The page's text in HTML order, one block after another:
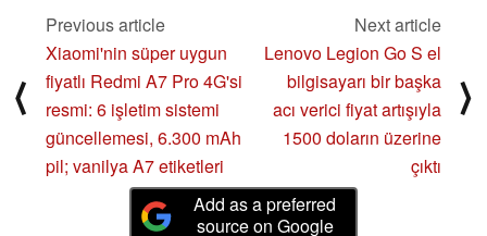
⟨
Previous article
Xiaomi'nin süper uygun
fiyatlı Redmi A7 Pro 4G'si
resmi: 6 işletim sistemi
güncellemesi, 6.300 mAh
pil; vanilya A7 etiketleri
Next article
Lenovo Legion Go S el
bilgisayarı bir başka
acı verici fiyat artışıyla
1500 doların üzerine
çıktı
⟩
Add as a preferred
source on Google